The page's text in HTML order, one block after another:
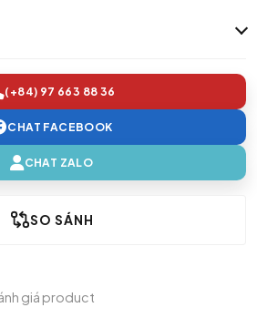
giá product
(+84) 97 663 88 36
CHAT FACEBOOK
CHAT ZALO
SO SÁNH